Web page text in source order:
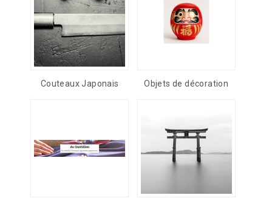
Couteaux Japonais Objets de décoration